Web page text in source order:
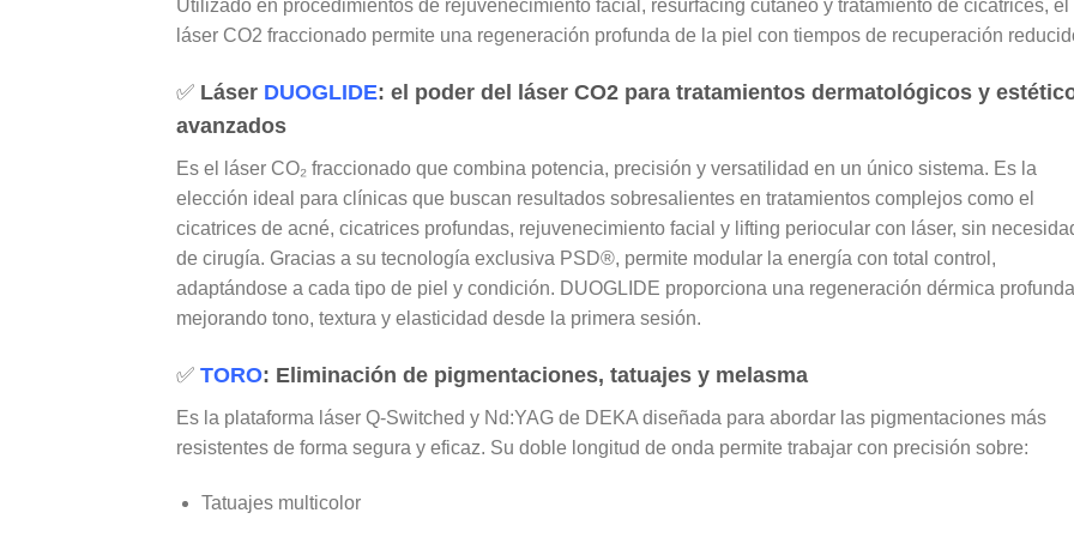
Utilizado en procedimientos de rejuvenecimiento facial, resurfacing cutáneo y tratamiento de cicatrices, el
láser CO2 fraccionado permite una regeneración profunda de la piel con tiempos de recuperación
✅ Láser DUOGLIDE: el poder del láser CO2 para tratamientos dermatológicos y
avanzados
Es el láser CO₂ fraccionado que combina potencia, precisión y versatilidad en un único sistema. Es la
elección ideal para clínicas que buscan resultados sobresalientes en tratamientos complejos como el
cicatrices de acné, cicatrices profundas, rejuvenecimiento facial y lifting periocular con láser, sin
de cirugía. Gracias a su tecnología exclusiva PSD®, permite modular la energía con total control,
adaptándose a cada tipo de piel y condición. DUOGLIDE proporciona una regeneración dérmica
mejorando tono, textura y elasticidad desde la primera sesión.
✅ TORO: Eliminación de pigmentaciones, tatuajes y melasma
Es la plataforma láser Q-Switched y Nd:YAG de DEKA diseñada para abordar las pigmentaciones más
resistentes de forma segura y eficaz. Su doble longitud de onda permite trabajar con precisión sobre:
Tatuajes multicolor